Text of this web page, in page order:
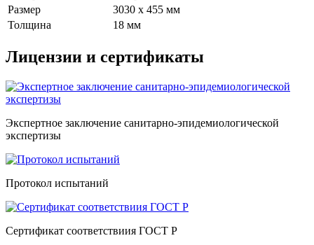
Размер
3030 х 455 мм
Толщина
18 мм
Лицензии и сертификаты
Экспертное заключение санитарно-эпидемиологической
экспертизы
Протокол испытаний
Сертификат соответствиия ГОСТ Р